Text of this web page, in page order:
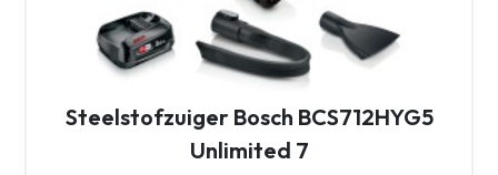
Steelstofzuiger Bosch BCS712HYG5
Unlimited 7